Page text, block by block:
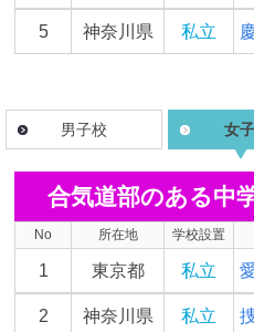
5 神奈川県 私立
男子校 女
合気道部のある中
No 所在地 学校設置
1 東京都 私立
2 神奈川県 私立